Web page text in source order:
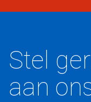
Stel
aan